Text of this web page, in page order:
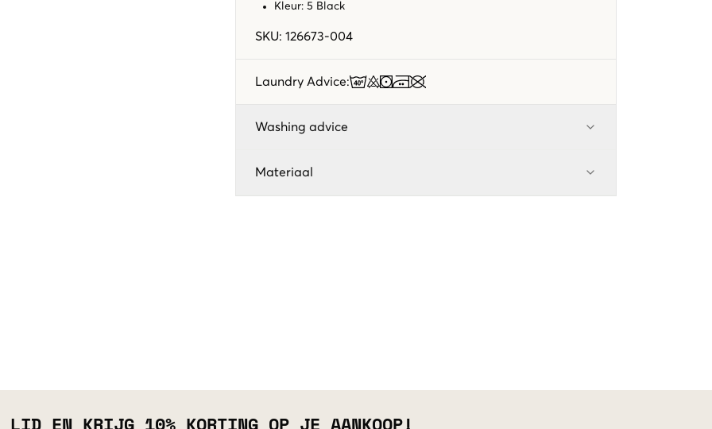
Kleur: 5 Black
SKU: 126673-004
Laundry Advice:
Washing advice
Materiaal
LID EN KRIJG 10% KORTING OP JE AANKOOP!